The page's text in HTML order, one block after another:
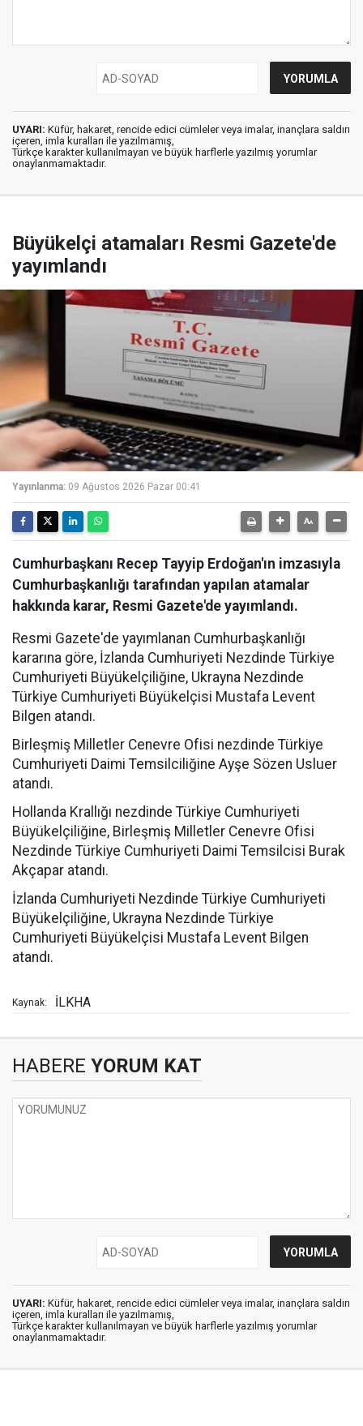
UYARI: Küfür, hakaret, rencide edici cümleler veya imalar, inançlara saldırı
içeren, imla kuralları ile yazılmamış,
Türkçe karakter kullanılmayan ve büyük harflerle yazılmış yorumlar
onaylanmamaktadır.
Büyükelçi atamaları Resmi Gazete'de
yayımlandı
Yayınlanma: 09 Ağustos 2026 Pazar 00:41
Cumhurbaşkanı Recep Tayyip Erdoğan'ın imzasıyla
Cumhurbaşkanlığı tarafından yapılan atamalar
hakkında karar, Resmi Gazete'de yayımlandı.
Resmi Gazete'de yayımlanan Cumhurbaşkanlığı
kararına göre, İzlanda Cumhuriyeti Nezdinde Türkiye
Cumhuriyeti Büyükelçiliğine, Ukrayna Nezdinde
Türkiye Cumhuriyeti Büyükelçisi Mustafa Levent
Bilgen atandı.
Birleşmiş Milletler Cenevre Ofisi nezdinde Türkiye
Cumhuriyeti Daimi Temsilciliğine Ayşe Sözen Usluer
atandı.
Hollanda Krallığı nezdinde Türkiye Cumhuriyeti
Büyükelçiliğine, Birleşmiş Milletler Cenevre Ofisi
Nezdinde Türkiye Cumhuriyeti Daimi Temsilcisi Burak
Akçapar atandı.
İzlanda Cumhuriyeti Nezdinde Türkiye Cumhuriyeti
Büyükelçiliğine, Ukrayna Nezdinde Türkiye
Cumhuriyeti Büyükelçisi Mustafa Levent Bilgen
atandı.
Kaynak: İLKHA
HABERE YORUM KAT
UYARI: Küfür, hakaret, rencide edici cümleler veya imalar, inançlara saldırı
içeren, imla kuralları ile yazılmamış,
Türkçe karakter kullanılmayan ve büyük harflerle yazılmış yorumlar
onaylanmamaktadır.